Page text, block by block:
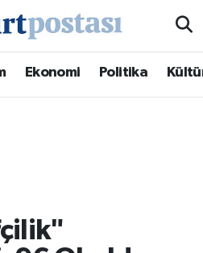
Ekonomi Politika
ve Fikstür